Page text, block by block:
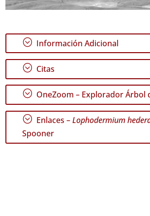
; Información Adicional
; Citas
; OneZoom – Explorador Árbol
; Enlaces –Lophodermium
Spooner